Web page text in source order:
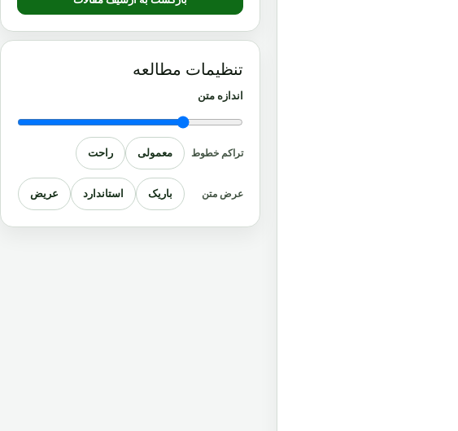
بازگشت به آرشیف مقالات
تنظیمات مطالعه
اندازه متن
تراکم خطوط معمولی راحت
عرض متن باریک استاندارد عریض